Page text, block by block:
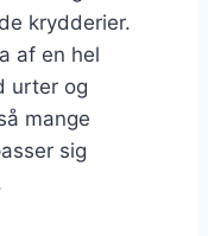
krydderier.
af en hel
urter og
mange
sig